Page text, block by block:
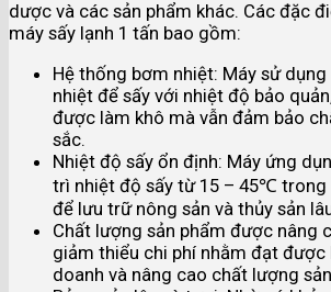
dược và các sản phẩm khác. Các đặc
máy sấy lạnh 1 tấn bao gồm:
Hệ thống bơm nhiệt: Máy sử
nhiệt để sấy với nhiệt độ bảo
được làm khô mà vẫn đảm bảo
sắc.
Nhiệt độ sấy ổn định: Máy ứng
trì nhiệt độ sấy từ 15 – 45℃ trong
để lưu trữ nông sản và thủy sản
Chất lượng sản phẩm được nâng
giảm thiểu chi phí nhằm đạt được
doanh và nâng cao chất lượng